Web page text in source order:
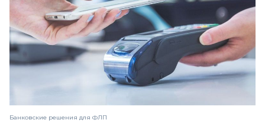
Банковские решения для ФЛП